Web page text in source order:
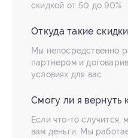
скидкой от 50 до 90%
Откуда такие
Мы непосредственно
партнером и
условиях для вас
Смогу ли я вернуть
Если что-то случится,
вам деньги. Мы